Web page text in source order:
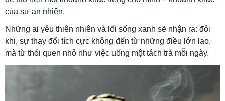
của sự an nhiên.
Những ai yêu thiên nhiên và lối sống xanh sẽ nhận ra: đôi
khi, sự thay đổi tích cực không đến từ những điều lớn lao,
mà từ thói quen nhỏ như việc uống một tách trà mỗi ngày.